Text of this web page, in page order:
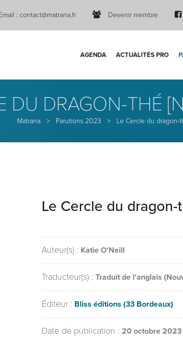
: contact@matrana.fr Devenir membre
AGENDA ACTUALITÉS PRO
DU DRAGON-THÉ
Matrana> Parutions 2023 > Le Cercle du
Le Cercle du
Auteur(s) : Katie O'Neill
Traducteur(s) : Traduit de l'anglais
Éditeur : Bliss éditions (33 Bordeaux)
Date de publication : 20 octobre 2023